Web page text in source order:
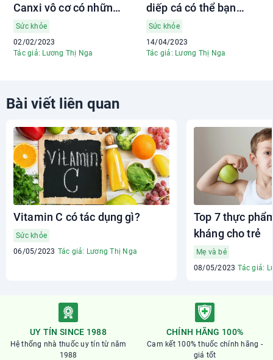
Canxi vô cơ có những
ưu điểm gì?
Sức khỏe
02/02/2023
Tác giả: Lương Thị Nga
diếp cá có thể bạn
chưa biết
Sức khỏe
14/04/2023
Tác giả: Lương Thị Nga
Bài viết liên quan
Vitamin C có tác dụng gì?
Sức khỏe
06/05/2023 Tác giả: Lương Thị Nga
Top 7 thực
kháng cho trẻ
Mẹ và bé
08/05/2023 Tác giả:
UY TÍN SINCE 1988
Hệ thống nhà thuốc uy tín từ năm
1988
CHÍNH HÃNG 100%
Cam kết 100% thuốc chính hãng -
giá tốt